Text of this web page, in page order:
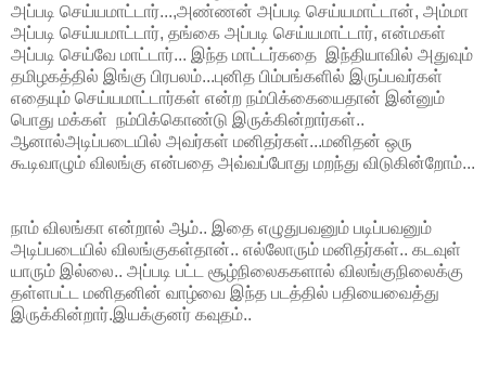
அப்படி செய்யமாட்டார்...,அண்ணன் அப்படி செய்யமாட்டான், அம்மா
அப்படி செய்யமாட்டார், தங்கை அப்படி செய்யமாட்டார், என்மகள்
அப்படி செய்வே மாட்டார்... இந்த மாட்டர்கதை இந்தியாவில் அதுவும்
தமிழகத்தில் இங்கு பிரபலம்...புனித பிம்பங்களில் இருப்பவர்கள்
எதையும் செய்யமாட்டார்கள் என்ற நம்பிக்கையைதான் இன்னும்
பொது மக்கள் நம்பிக்கொண்டு இருக்கின்றார்கள்..
ஆனால்அடிப்படையில் அவர்கள் மனிதர்கள்...மனிதன் ஒரு
கூடிவாழும் விலங்கு என்பதை அவ்வப்போது மறந்து விடுகின்றோம்...
நாம் விலங்கா என்றால் ஆம்.. இதை எழுதுபவனும் படிப்பவனும்
அடிப்படையில் விலங்குகள்தான்.. எல்லோரும் மனிதர்கள்.. கடவுள்
யாரும் இல்லை.. அப்படி பட்ட சூழ்நிலைககளால் விலங்குநிலைக்கு
தள்ளபட்ட மனிதனின் வாழ்வை இந்த படத்தில் பதியைவைத்து
இருக்கின்றார்.இயக்குனர் கவுதம்..